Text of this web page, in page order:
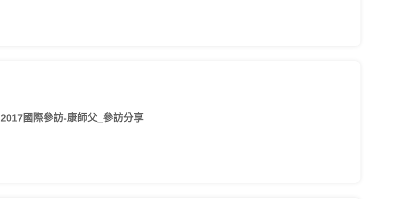
2017國際參訪-康師父_參訪分享